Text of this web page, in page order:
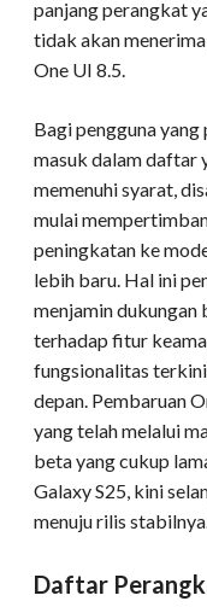
panjang perangkat
tidak akan
One UI 8.5.
Bagi pengguna
masuk dalam daftar
memenuhi syarat,
mulai
peningkatan ke
lebih baru. Hal ini
menjamin dukungan
terhadap fitur
fungsionalitas
depan. Pembaruan
yang telah melalui
beta yang cukup
Galaxy S25, kini
menuju rilis
Daftar